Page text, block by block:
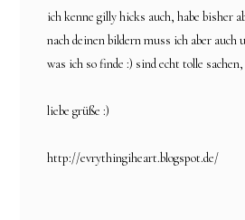
ich kenne gilly hicks auch, habe bisher
nach deinen bildern muss ich aber auch
was ich so finde :) sind echt tolle
liebe grüße :)
http://evrythingiheart.blogspot.de/